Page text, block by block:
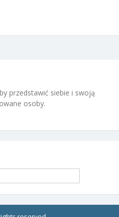
przedstawić siebie i swoją
osoby.